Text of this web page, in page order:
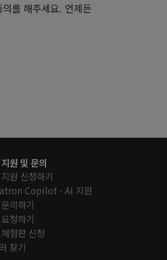
를 해주세요. 언제든
원 및 문의
원 신청하기
Copilot - AI 지원
의하기
청하기
험판 신청
찾기